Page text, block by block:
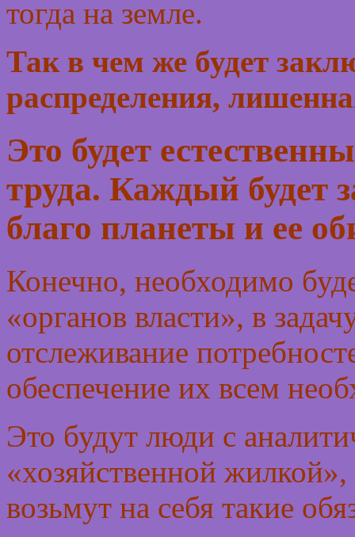
тогда на земле.
Так в чем же будет
распределения,
Это будет
труда. Каждый будет
благо планеты и ее
Конечно, необходимо
«органов власти», в
отслеживание
обеспечение их всем
Это будут люди с
«хозяйственной
возьмут на себя такие